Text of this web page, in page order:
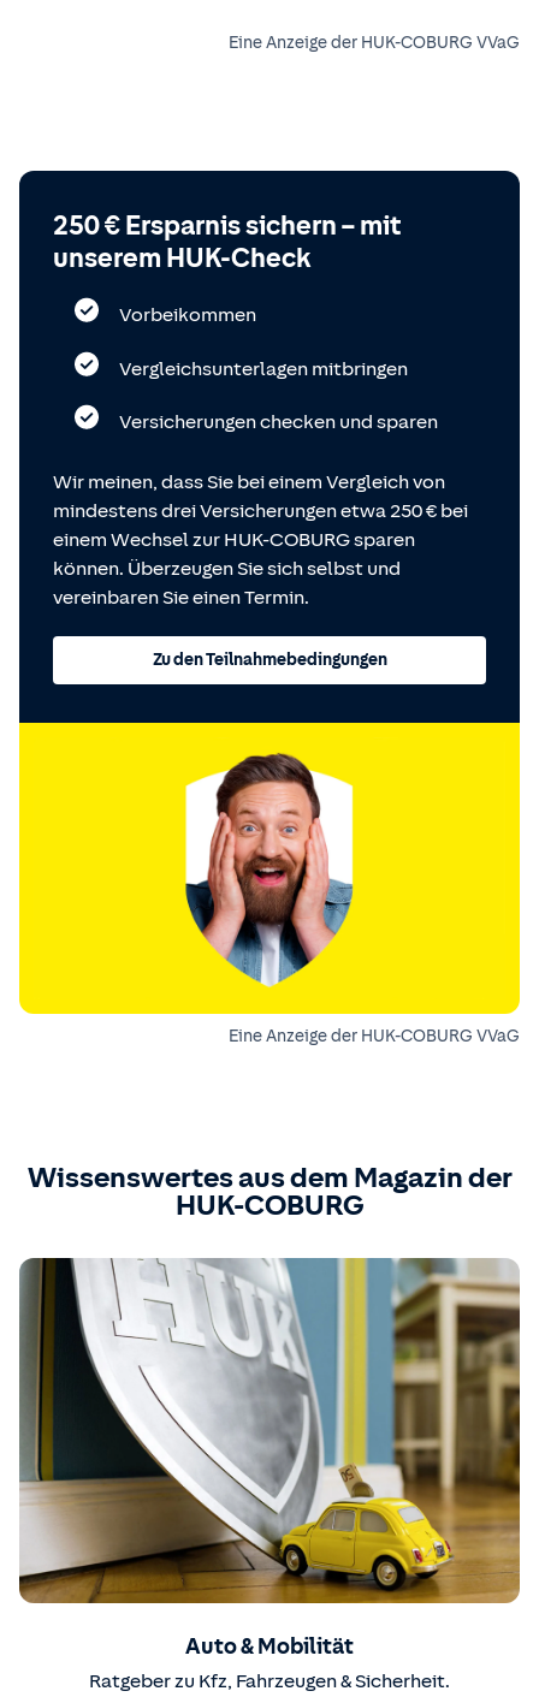
Eine Anzeige der HUK-COBURG VVaG
250 € Ersparnis sichern – mit
unserem HUK-Check
Vorbeikommen
Vergleichsunterlagen mitbringen
Versicherungen checken und sparen
Wir meinen, dass Sie bei einem Vergleich von
mindestens drei Versicherungen etwa 250 € bei
einem Wechsel zur HUK-COBURG sparen
können. Überzeugen Sie sich selbst und
vereinbaren Sie einen Termin.
Zu den Teilnahmebedingungen
Eine Anzeige der HUK-COBURG VVaG
Wissenswertes aus dem Magazin der
HUK-COBURG
Auto & Mobilität
Ratgeber zu Kfz, Fahrzeugen & Sicherheit.